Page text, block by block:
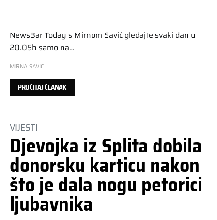
NewsBar Today s Mirnom Savić gledajte svaki dan u
20.05h samo na…
MIRNA SAVIC
PROČITAJ ČLANAK
VIJESTI
Djevojka iz Splita dobila
donorsku karticu nakon
što je dala nogu petorici
ljubavnika